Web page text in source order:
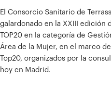
El Consorcio Sanitario de
galardonado en la XXIII edición
TOP20 en la categoría de
Área de la Mujer, en el marco
Top20, organizados por la
hoy en Madrid.